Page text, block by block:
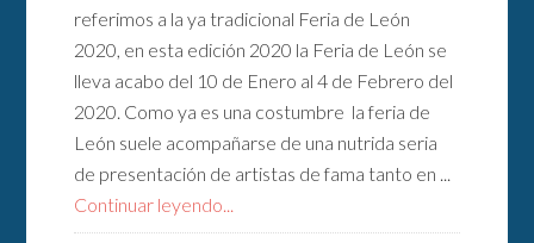
referimos a la ya tradicional Feria de León
2020, en esta edición 2020 la Feria de León se
lleva acabo del 10 de Enero al 4 de Febrero del
2020. Como ya es una costumbre la feria de
León suele acompañarse de una nutrida seria
de presentación de artistas de fama tanto en ...
Continuar leyendo...